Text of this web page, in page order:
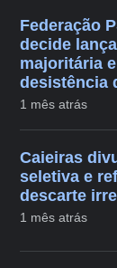
Federação
decide
majoritária
desistência
1 mês atrás
Caieiras
seletiva e
descarte
1 mês atrás